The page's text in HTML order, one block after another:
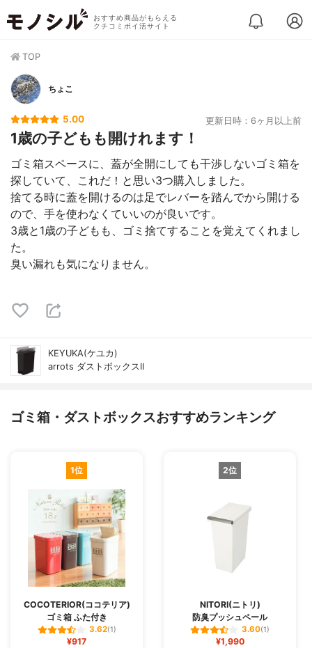
おすすめ商品がもらえる
クチコミポイ活サイト
TOP
ちょこ
5.00 更新日時：6ヶ月以上前
1歳の子どもも開けれます！
ゴミ箱スペースに、蓋が全開にしても干渉しないゴミ箱を
探していて、これだ！と思い3つ購入しました。
捨てる時に蓋を開けるのは足でレバーを踏んでから開ける
ので、手を使わなくていいのが良いです。
3歳と1歳の子どもも、ゴミ捨てすることを覚えてくれまし
た。
臭い漏れも気になりません。
KEYUKA(ケユカ)
arrots ダストボックスII
ゴミ箱・ダストボックスおすすめランキング
1位
COCOTERIOR(ココテリア)
ゴミ箱 ふた付き
3.62(1)
¥917
2位
NITORI(ニトリ)
防臭プッシュペール
3.60(1)
¥1,990